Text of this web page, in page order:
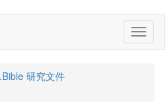
研究文件